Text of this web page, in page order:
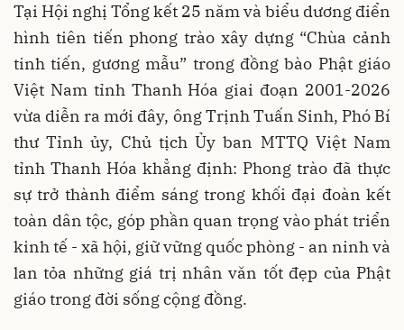
Tại Hội nghị Tổng kết 25 năm và biểu dương điển
hình tiên tiến phong trào xây dựng “Chùa cảnh
tinh tiến, gương mẫu” trong đồng bào Phật giáo
Việt Nam tỉnh Thanh Hóa giai đoạn 2001-2026
vừa diễn ra mới đây, ông Trịnh Tuấn Sinh, Phó Bí
thư Tỉnh ủy, Chủ tịch Ủy ban MTTQ Việt Nam
tỉnh Thanh Hóa khẳng định: Phong trào đã thực
sự trở thành điểm sáng trong khối đại đoàn kết
toàn dân tộc, góp phần quan trọng vào phát triển
kinh tế - xã hội, giữ vững quốc phòng - an ninh và
lan tỏa những giá trị nhân văn tốt đẹp của Phật
giáo trong đời sống cộng đồng.